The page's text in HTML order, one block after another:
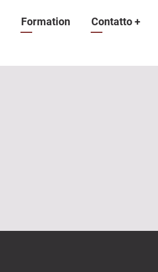
Formation Contatto+